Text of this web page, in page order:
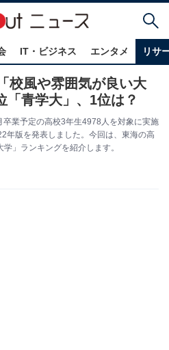
IT・ビジネス エンタメ リサ
校風や雰囲気が良い大
「青学大」、1位は？
業予定の高校3年生4978人を対象に実施
年版を発表しました。今回は、東海の高
」ランキングを紹介します。